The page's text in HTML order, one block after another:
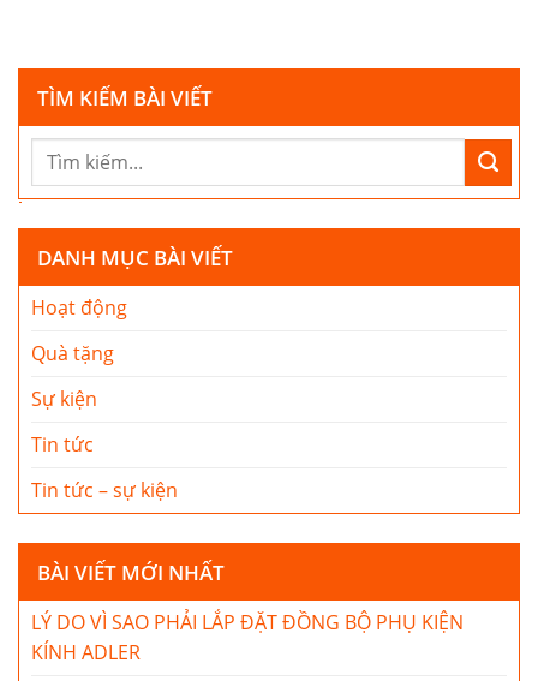
TÌM KIẾM BÀI VIẾT
DANH MỤC BÀI VIẾT
Hoạt động
Quà tặng
Sự kiện
Tin tức
Tin tức – sự kiện
BÀI VIẾT MỚI NHẤT
LÝ DO VÌ SAO PHẢI LẮP ĐẶT ĐỒNG BỘ PHỤ KIỆN
KÍNH ADLER